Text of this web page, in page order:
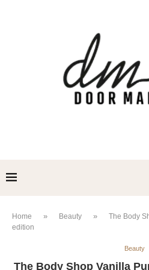
Home » Beauty »
The Body
edition
Beauty
The Body Shop Vanilla